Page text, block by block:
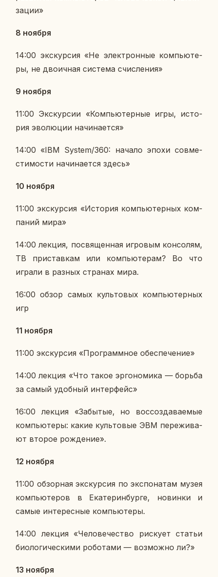
за­ции»
8 ноября
14:00 экс­кур­сия «Не элек­трон­ные ком­пью­те­
ры, не дво­ич­ная си­сте­ма счис­ле­ния»
9 ноября
11:00 Экс­кур­сии «Ком­пью­тер­ные игры, ис­то­
рия эво­лю­ции на­чи­на­ет­ся»
14:00 «IBM System/360: начало эпохи сов­ме­
сти­мо­сти на­чи­на­ет­ся здесь»
10 ноября
11:00 экс­кур­сия «Ис­то­рия ком­пью­тер­ных ком­
па­ний мира»
14:00 лекция, по­свя­щен­ная иг­ро­вым кон­со­лям,
ТВ при­став­кам или ком­пью­те­рам? Во что
играли в разных стра­нах мира.
16:00 обзор самых куль­то­вых ком­пью­тер­ных
игр
11 ноября
11:00 экс­кур­сия «Про­грамм­ное обес­пе­че­ние»
14:00 лекция «Что такое эр­го­но­ми­ка — борьба
за самый удоб­ный ин­тер­фейс»
16:00 лекция «За­бы­тые, но вос­со­зда­ва­е­мые
ком­пью­те­ры: какие куль­то­вые ЭВМ пе­ре­жи­ва­
ют второе рож­де­ние».
12 ноября
11:00 об­зор­ная экс­кур­сия по экс­по­на­там музея
ком­пью­те­ров в Ека­те­рин­бур­ге, но­вин­ки и
самые ин­те­рес­ные ком­пью­те­ры.
14:00 лекция «Че­ло­ве­че­ство рис­ку­ет статьи
био­ло­ги­че­ски­ми ро­бо­та­ми — воз­мож­но ли?»
13 ноября